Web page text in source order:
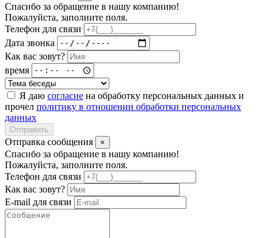
Спасибо за обращение в нашу компанию!
Пожалуйста, заполните поля.
Телефон для связи
Дата звонка
Как вас зовут?
время
Я даю согласие на обработку персональных данных и
прочел политику в отношении обработки персональных
данных
Отправить
Отправка сообщения ×
Спасибо за обращение в нашу компанию!
Пожалуйста, заполните поля.
Телефон для связи
Как вас зовут?
E-mail для связи